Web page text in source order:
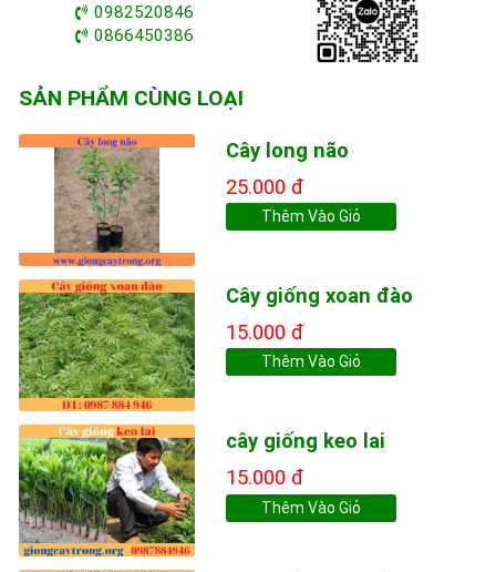
0982520846
0866450386
SẢN PHẨM CÙNG LOẠI
Cây long não
25.000 đ
Thêm Vào Giỏ
Cây giống xoan đào
15.000 đ
Thêm Vào Giỏ
cây giống keo lai
15.000 đ
Thêm Vào Giỏ